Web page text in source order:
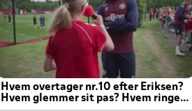
Hvem overtager nr.10 efter Eriksen?
Hvem glemmer sit pas? Hvem ringer